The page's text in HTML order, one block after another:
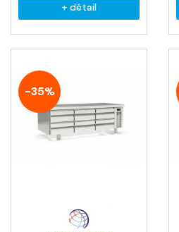
+ détail
-35%